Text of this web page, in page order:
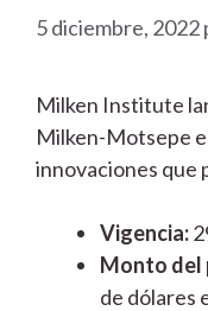
5 diciembre, 2022
Milken Institute
Milken-Motsepe
innovaciones que
Vigencia:
Monto del
de dólares